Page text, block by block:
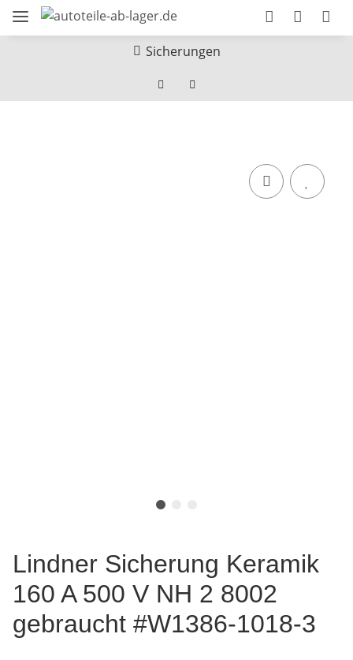
Sicherungen
Lindner Sicherung Keramik
160 A 500 V NH 2 8002
gebraucht #W1386-1018-3